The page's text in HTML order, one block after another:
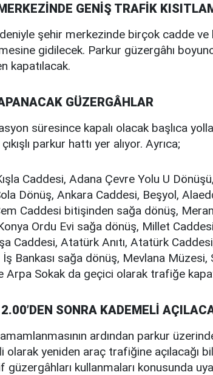
GENİŞ TRAFİK
şehir merkezinde birçok cadde
gidilecek. Parkur güzergâhı
kapatılacak.
GÜZERGÂHLAR
süresince kapalı olacak başlıca
parkur hattı yer alıyor. Ayrıca;
Caddesi, Adana Çevre Yolu U
Dönüş, Ankara Caddesi, Beşyol,
Caddesi bitişinden sağa dönüş,
Ordu Evi sağa dönüş, Millet
Caddesi, Atatürk Anıtı, Atatürk
Bankası sağa dönüş, Mevlana Müzesi,
Arpa Sokak da geçici olarak trafiğe
SONRA KADEMELİ
ardından parkur
olarak yeniden araç trafiğine açılacağı
güzergâhları kullanmaları konusunda